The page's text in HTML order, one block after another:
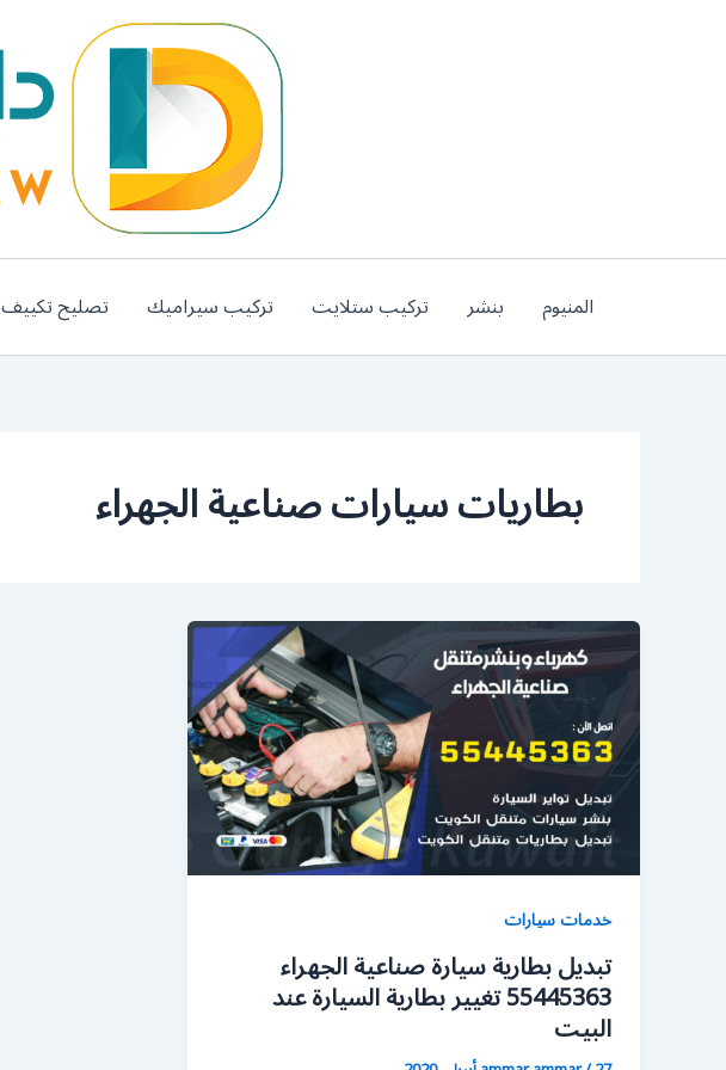
المنيوم بنشر تركيب ستلايت تركيب سيراميك تصليح تكييف
بطاريات سيارات صناعية الجهراء
خدمات سيارات
تبديل بطارية سيارة صناعية الجهراء
55445363 تغيير بطارية السيارة عند
البيت